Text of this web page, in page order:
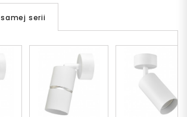
serii